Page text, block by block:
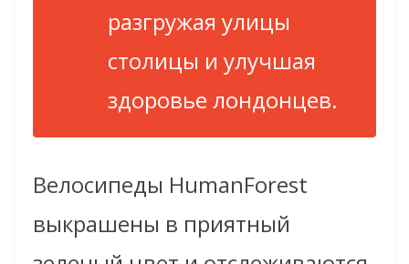
разгружая улицы
столицы и улучшая
здоровье лондонцев.
Велосипеды HumanForest
выкрашены в приятный